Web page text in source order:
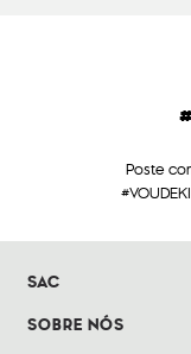
Poste
SAC
SOBRE NÓS